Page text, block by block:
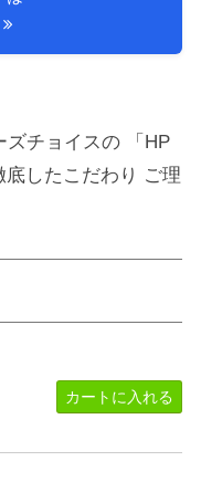
ズチョイスの 「HP
したこだわり ご理
カートに入れる